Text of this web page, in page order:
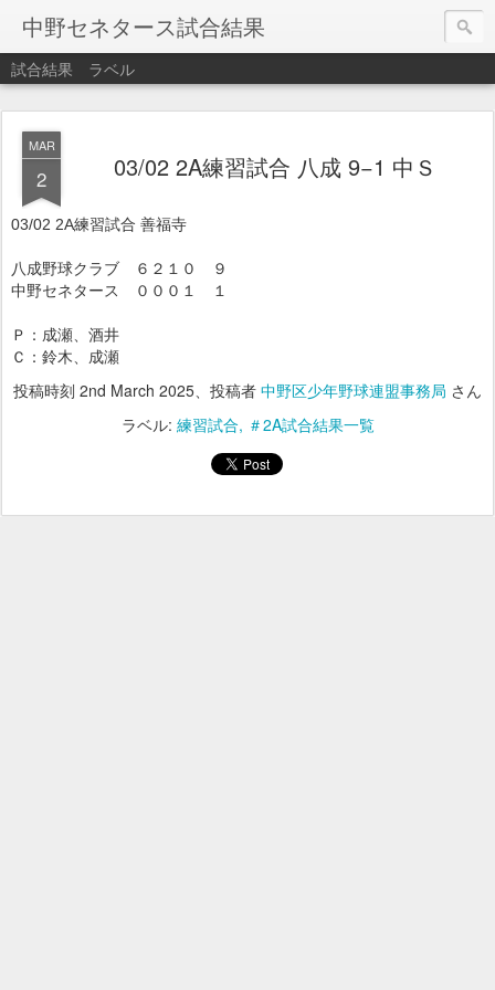
中野セネタース試合結果
試合結果 ラベル
MAR
2 03/02 2A練習試合 八成 9−1 中Ｓ
03/02 2A練習試合 善福寺
八成野球クラブ ６２１０ ９
中野セネタース ０００１ １
Ｐ：成瀬、酒井
Ｃ：鈴木、成瀬
投稿時刻 2nd March 2025、投稿者 中野区少年野球連盟事務局 さん
ラベル: 練習試合 ＃2A試合結果一覧